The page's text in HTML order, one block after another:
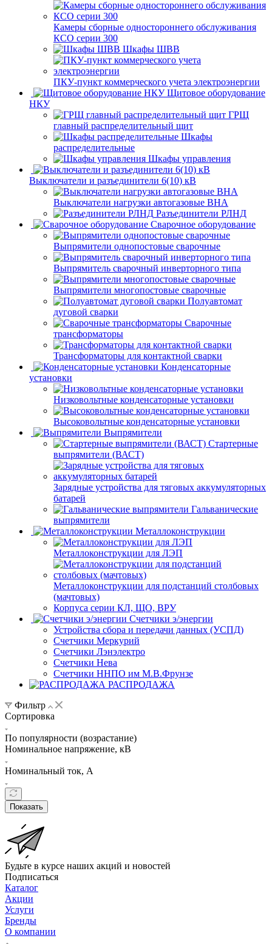
Камеры сборные одностороннего обслуживания
КСО серии 300
Шкафы ШВВ
ПКУ-пункт коммерческого учета электроэнергии
Щитовое оборудование
НКУ
ГРЩ
главный распределительный щит
Шкафы
распределительные
Шкафы управления
Выключатели и разъединители 6(10) кВ
Выключатели нагрузки автогазовые ВНА
Разъединители РЛНД
Сварочное оборудование
Выпрямители однопостовые сварочные
Выпрямитель сварочный инверторного типа
Выпрямители многопостовые сварочные
Полуавтомат
дуговой сварки
Сварочные
трансформаторы
Трансформаторы для контактной сварки
Конденсаторные
установки
Низковольтные конденсаторные установки
Высоковольтные конденсаторные установки
Выпрямители
Стартерные
выпрямители (ВАСТ)
Зарядные устройства для тяговых аккумуляторных
батарей
Гальванические
выпрямители
Металлоконструкции
Металлоконструкции для ЛЭП
Металлоконструкции для подстанций столбовых
(мачтовых)
Корпуса серии КЛ, ЩО, ВРУ
Счетчики э/энергии
Устройства сбора и передачи данных (УСПД)
Счетчики Меркурий
Счетчики Лэнэлектро
Счетчики Нева
Счетчики ННПО им М.В.Фрунзе
РАСПРОДАЖА
Фильтр
Сортировка
По популярности (возрастание)
Номинальное напряжение, кВ
Номинальный ток, А
Показать
Будьте в курсе наших акций и новостей
Подписаться
Каталог
Акции
Услуги
Бренды
О компании